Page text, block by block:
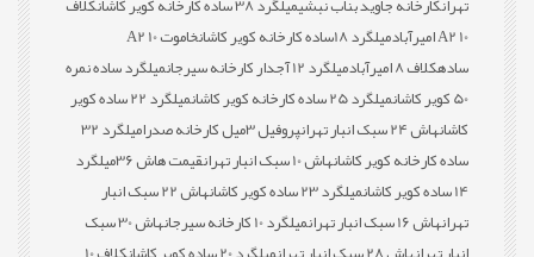
10 A2 امیرآباد
میلگرد 18ساده کارخانه کویر کاشان
خاموت 10 A2
سادهکلاف 8 امیرآباد میلگرد 12 آجدار کارخانه سیرجان
میلگرد ساده نمره
50 کویر کاشان
میلگرد 25 ساده کارخانه کویر کاشان
میلگرد 22 ساده کویر
کاشانهاش 24 سبک انبار تهران پروفیل 3میل کارخانه صدرا
میلگرد 32
ساده کارخانه کویر کاشانهاش 10 سبک انبار تهران قیمت هاش 36
میلگرد
14 ساده کویر کاشان
میلگرد 23 ساده کویر کاشان
هاش 22 سبک انبار
تهرانهاش 16 سبک انبار تهران میلگرد 10 کارخانه سیرجان
هاش 30 سبک